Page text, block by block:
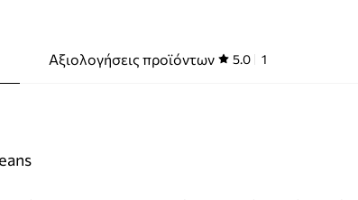
Αξιολογήσεις προϊόντων 5.0 1